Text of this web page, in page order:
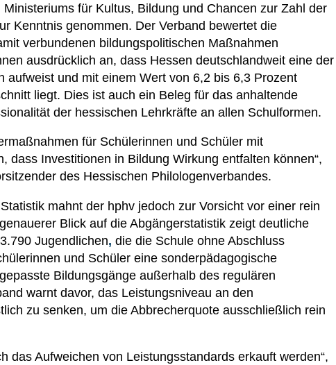
für Kultus, Bildung und Chancen zur Zahl der
Kenntnis genommen. Der Verband bewertet die
verbundenen bildungspolitischen Maßnahmen
ausdrücklich an, dass Hessen deutschlandweit eine der
aufweist und mit einem Wert von 6,2 bis 6,3 Prozent
liegt. Dies ist auch ein Beleg für das anhaltende
der hessischen Lehrkräfte an allen Schulformen.
für Schülerinnen und Schüler mit
dass Investitionen in Bildung Wirkung entfalten können“,
des Hessischen Philologenverbandes.
mahnt der hphv jedoch zur Vorsicht vor einer rein
Blick auf die Abgängerstatistik zeigt deutliche
Jugendlichen, die die Schule ohne Abschluss
und Schüler eine sonderpädagogische
Bildungsgänge außerhalb des regulären
warnt davor, das Leistungsniveau an den
zu senken, um die Abbrecherquote ausschließlich rein
das Aufweichen von Leistungsstandards erkauft werden“,